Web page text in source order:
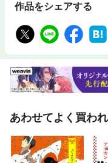
作品をシェアする
あわせてよく買わ